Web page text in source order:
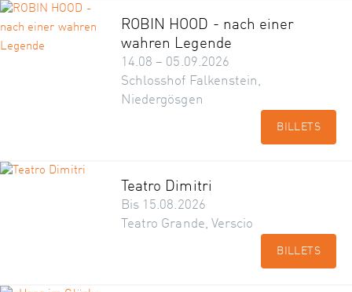
ROBIN HOOD - nach einer
wahren Legende
14.08 – 05.09.2026
Schlosshof Falkenstein,
Niedergösgen
BILLETS
Teatro Dimitri
Bis 15.08.2026
Teatro Grande, Verscio
BILLETS